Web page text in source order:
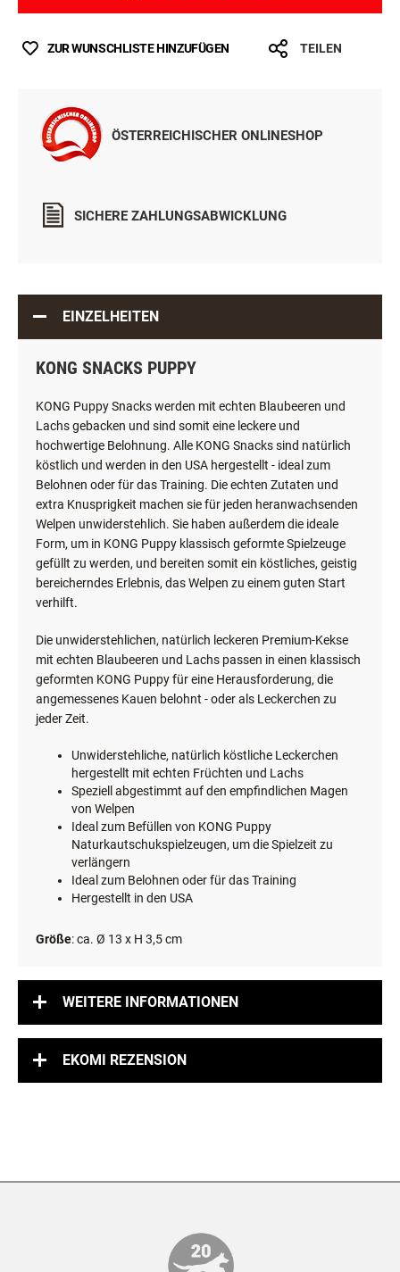
ZUR WUNSCHLISTE HINZUFÜGEN TEILEN
ÖSTERREICHISCHER ONLINESHOP
SICHERE ZAHLUNGSABWICKLUNG
EINZELHEITEN
KONG SNACKS PUPPY
KONG Puppy Snacks werden mit echten Blaubeeren und
Lachs gebacken und sind somit eine leckere und
hochwertige Belohnung. Alle KONG Snacks sind natürlich
köstlich und werden in den USA hergestellt - ideal zum
Belohnen oder für das Training. Die echten Zutaten und
extra Knusprigkeit machen sie für jeden heranwachsenden
Welpen unwiderstehlich. Sie haben außerdem die ideale
Form, um in KONG Puppy klassisch geformte Spielzeuge
gefüllt zu werden, und bereiten somit ein köstliches, geistig
bereicherndes Erlebnis, das Welpen zu einem guten Start
verhilft.
Die unwiderstehlichen, natürlich leckeren Premium-Kekse
mit echten Blaubeeren und Lachs passen in einen klassisch
geformten KONG Puppy für eine Herausforderung, die
angemessenes Kauen belohnt - oder als Leckerchen zu
jeder Zeit.
Unwiderstehliche, natürlich köstliche Leckerchen
hergestellt mit echten Früchten und Lachs
Speziell abgestimmt auf den empfindlichen Magen
von Welpen
Ideal zum Befüllen von KONG Puppy
Naturkautschukspielzeugen, um die Spielzeit zu
verlängern
Ideal zum Belohnen oder für das Training
Hergestellt in den USA
Größe: ca. Ø 13 x H 3,5 cm
WEITERE INFORMATIONEN
EKOMI REZENSION